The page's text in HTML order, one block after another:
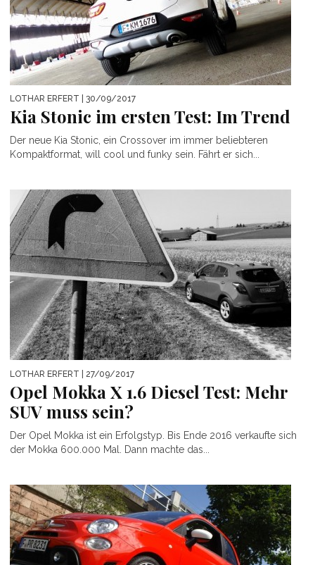
LOTHAR ERFERT | 30/09/2017
Kia Stonic im ersten Test: Im Trend
Der neue Kia Stonic, ein Crossover im immer beliebteren
Kompaktformat, will cool und funky sein. Fährt er sich...
LOTHAR ERFERT | 27/09/2017
Opel Mokka X 1.6 Diesel Test: Mehr
SUV muss sein?
Der Opel Mokka ist ein Erfolgstyp. Bis Ende 2016 verkaufte sich
der Mokka 600.000 Mal. Dann machte das...